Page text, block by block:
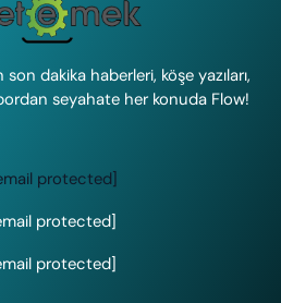
dakika haberleri, köşe yazıları,
seyahate her konuda Flow!
protected]
protected]
protected]